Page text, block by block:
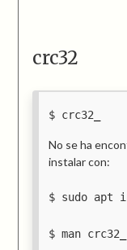
crc32
crc32
No se ha
instalar con:
sudo apt
man crc32